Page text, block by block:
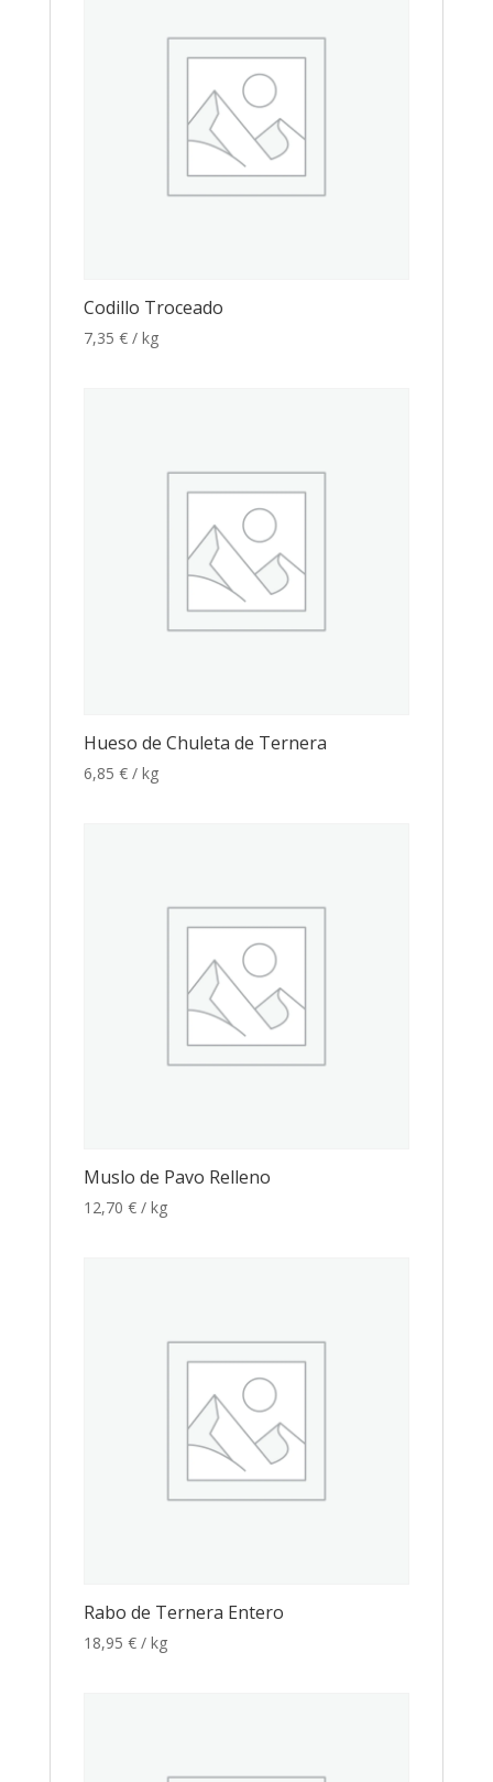
Codillo Troceado
7,35 € / kg
Hueso de Chuleta de Ternera
6,85 € / kg
Muslo de Pavo Relleno
12,70 € / kg
Rabo de Ternera Entero
18,95 € / kg